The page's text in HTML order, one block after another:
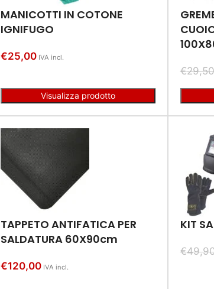
MANICOTTI IN COTONE
IGNIFUGO
€25,00 IVA incl.
Visualizza prodotto
€29,50
TAPPETO ANTIFATICA PER
SALDATURA 60X90cm
€120,00 IVA incl.
KIT
€